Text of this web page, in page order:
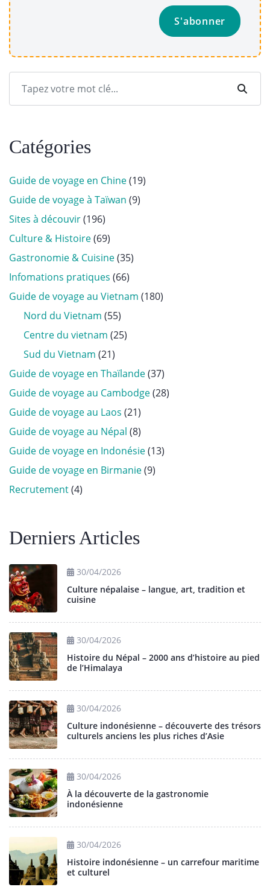
Catégories
Guide de voyage en Chine(19)
Guide de voyage à Taïwan (9)
Sites à découvir(196)
Culture & Histoire(69)
Gastronomie & Cuisine(35)
Infomations pratiques (66)
Guide de voyage au Vietnam (180)
Nord du Vietnam (55)
Centre du vietnam (25)
Sud du Vietnam (21)
Guide de voyage en Thaïlande(37)
Guide de voyage au Cambodge(28)
Guide de voyage au Laos (21)
Guide de voyage au Népal (8)
Guide de voyage en Indonésie(13)
Guide de voyage en Birmanie(9)
Recrutement(4)
Derniers Articles
30/04/2026
Culture népalaise – langue, art, tradition et
cuisine
30/04/2026
Histoire du Népal – 2000 ans d’histoire au pied
de l’Himalaya
30/04/2026
Culture indonésienne – découverte des trésors
culturels anciens les plus riches d’Asie
30/04/2026
À la découverte de la gastronomie
indonésienne
30/04/2026
Histoire indonésienne – un carrefour maritime
et culturel